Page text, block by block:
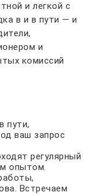
и легкой с
в и в пути — и
и
комиссий
пути,
ваш запрос
регулярный
опытом.
Встречаем